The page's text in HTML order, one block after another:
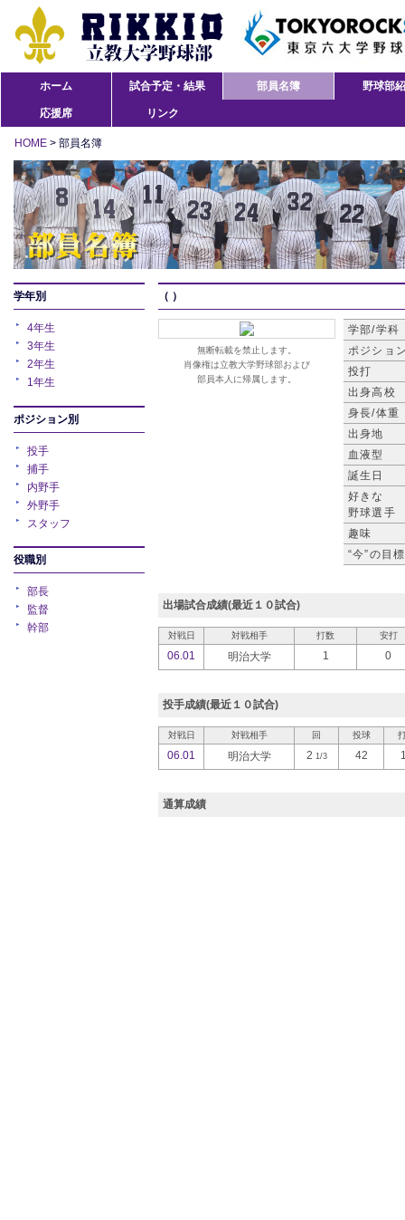
ホーム 試合予定・結果 部員名簿 野球部
応援席 リンク
HOME > 部員名簿
学年別
4年生
3年生
2年生
1年生
ポジション別
投手
捕手
内野手
外野手
スタッフ
役職別
部長
監督
幹部
（ ）
無断転載を禁止します。
肖像権は立教大学野球部および
部員本人に帰属します。
学部/学科
ポジショ
投打
出身高校
身長/体重
出身地
血液型
誕生日
好きな
野球選手
趣味
“今”の目標
出場試合成績(最近１０試合)
対戦日 対戦相手 打数 安打
06.01 明治大学 1 0
投手成績(最近１０試合)
対戦日 対戦相手 回 投球
06.01 明治大学 2 1/3 42
通算成績